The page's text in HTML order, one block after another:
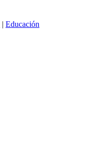
| Educación